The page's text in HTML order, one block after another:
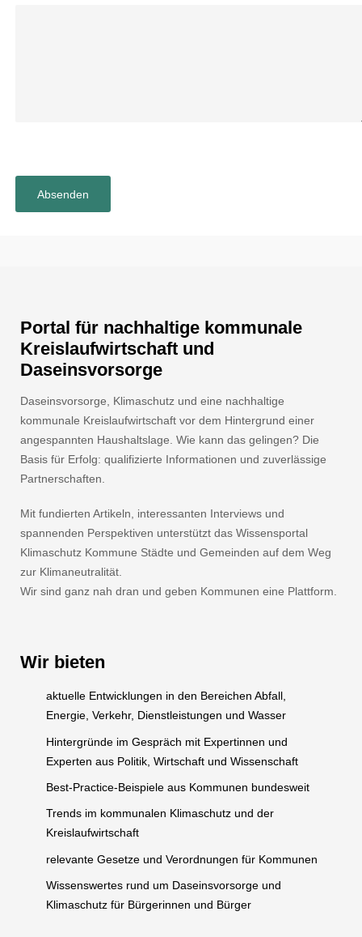
Portal für nachhaltige kommunale
Kreislaufwirtschaft und
Daseinsvorsorge
Daseinsvorsorge, Klimaschutz und eine nachhaltige
kommunale Kreislaufwirtschaft vor dem Hintergrund einer
angespannten Haushaltslage. Wie kann das gelingen? Die
Basis für Erfolg: qualifizierte Informationen und zuverlässige
Partnerschaften.
Mit fundierten Artikeln, interessanten Interviews und
spannenden Perspektiven unterstützt das Wissensportal
Klimaschutz Kommune Städte und Gemeinden auf dem Weg
zur Klimaneutralität.
Wir sind ganz nah dran und geben Kommunen eine Plattform.
Wir bieten
aktuelle Entwicklungen in den Bereichen Abfall,
Energie, Verkehr, Dienstleistungen und Wasser
Hintergründe im Gespräch mit Expertinnen und
Experten aus Politik, Wirtschaft und Wissenschaft
Best-Practice-Beispiele aus Kommunen bundesweit
Trends im kommunalen Klimaschutz und der
Kreislaufwirtschaft
relevante Gesetze und Verordnungen für Kommunen
Wissenswertes rund um Daseinsvorsorge und
Klimaschutz für Bürgerinnen und Bürger